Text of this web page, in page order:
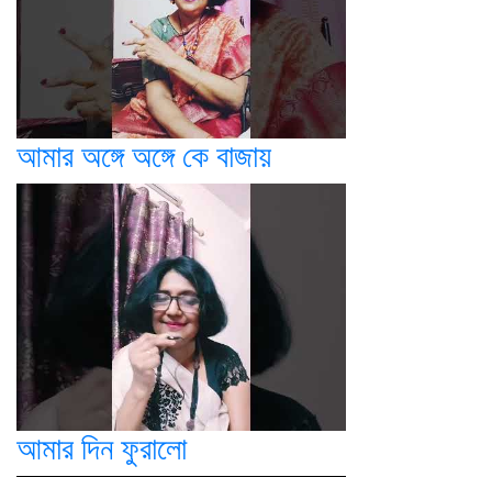
আমার অঙ্গে অঙ্গে কে বাজায়
আমার দিন ফুরালো